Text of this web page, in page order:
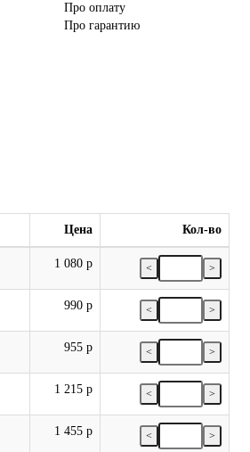
Про оплату
Про гарантию
Цена Кол-во
1 080 р < >
990 р < >
955 р < >
1 215 р < >
1 455 р < >